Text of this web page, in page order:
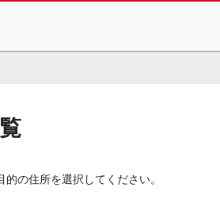
の住所を選択してください。